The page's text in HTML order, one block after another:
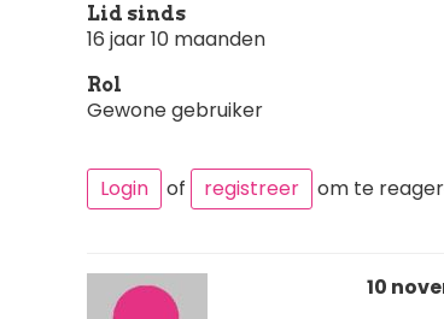
Lid sinds
16 jaar 10 maanden
Rol
Gewone gebruiker
Login of registreer om te
10